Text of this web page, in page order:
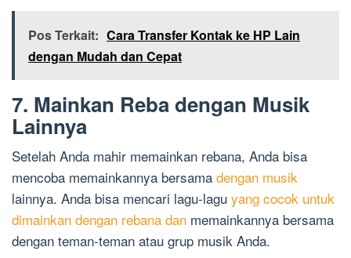
Pos Terkait: Cara Transfer Kontak ke HP Lain
dengan Mudah dan Cepat
7. Mainkan Reba dengan Musik
Lainnya
Setelah Anda mahir memainkan rebana, Anda bisa
mencoba memainkannya bersama dengan musik
lainnya. Anda bisa mencari lagu-lagu yang cocok untuk
dimainkan dengan rebana dan memainkannya bersama
dengan teman-teman atau grup musik Anda.